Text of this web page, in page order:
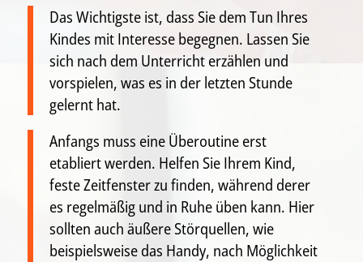
Das Wichtigste ist, dass Sie dem Tun Ihres
Kindes mit Interesse begegnen. Lassen Sie
sich nach dem Unterricht erzählen und
vorspielen, was es in der letzten Stunde
gelernt hat.
Anfangs muss eine Überoutine erst
etabliert werden. Helfen Sie Ihrem Kind,
feste Zeitfenster zu finden, während derer
es regelmäßig und in Ruhe üben kann. Hier
sollten auch äußere Störquellen, wie
beispielsweise das Handy, nach Möglichkeit